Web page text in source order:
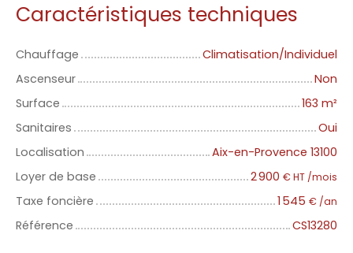
Caractéristiques techniques
Chauffage
Climatisation/Individuel
Ascenseur
Non
Surface
163 m²
Sanitaires
Oui
Localisation
Aix-en-Provence 13100
Loyer de base
2 900 € HT /mois
Taxe foncière 1 545 € /an
Référence CS13280